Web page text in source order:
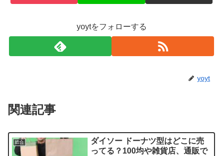
yoytをフォローする
yoyt
関連記事
総合
ダイソー ドーナツ型はどこに売
ってる？100均や雑貨店、通販で